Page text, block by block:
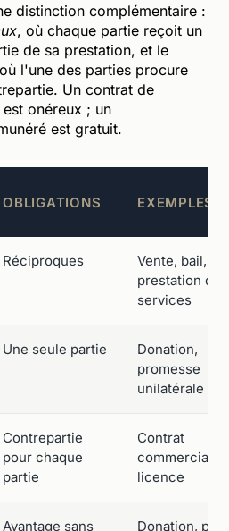
distinction complémentaire :
, où chaque partie reçoit un
de sa prestation, et le
l'une des parties procure
Un contrat de
onéreux ; un
est gratuit.
OBLIGATIONS EXEMPLES
Réciproques
Vente, bail,
prestation de
services
Une seule partie
Donation,
promesse
unilatérale
Contrepartie
pour chaque
partie
Contrat
commercial,
licence
Avantage sans
Donation, prêt